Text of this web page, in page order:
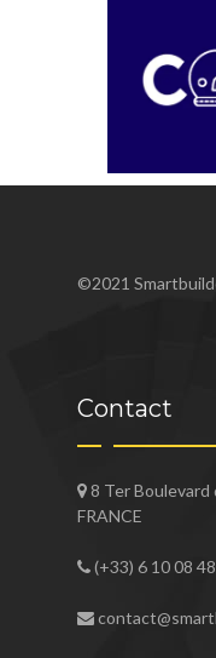
©2021
Contact
8 Ter
FRANCE
(+33) 6 10 08